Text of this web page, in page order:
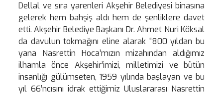
Dellal ve sıra yarenleri Akşehir Belediyesi binasına
gelerek hem bahşiş aldı hem de şenliklere davet
etti. Akşehir Belediye Başkanı Dr. Ahmet Nuri Köksal
da davulun tokmağını eline alarak “800 yıldan bu
yana Nasrettin Hoca’mızın mizahından aldığımız
ilhamla önce Akşehir’imizi, milletimizi ve bütün
insanlığı gülümseten, 1959 yılında başlayan ve bu
yıl 66’ncısını idrak ettiğimiz Uluslararası Nasrettin